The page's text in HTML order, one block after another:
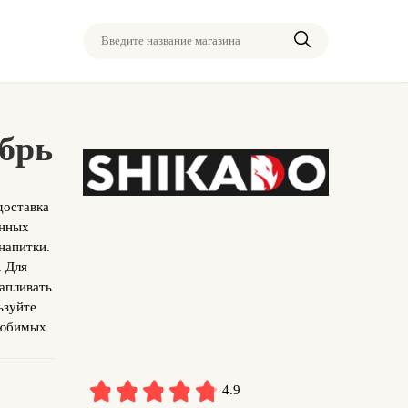
Введите название магазина
Для
4.9